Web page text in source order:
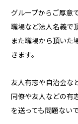
グループからご厚意
職場など法人名義で
また職場から頂いた
きます。
友人有志や自治会な
同僚や友人などの有
を送っても問題ないで